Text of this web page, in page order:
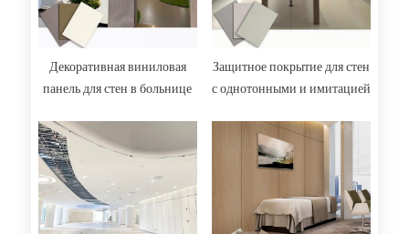
Декоративная виниловая
панель для стен в больнице
Защитное покрытие для стен
с однотонными и имитацией